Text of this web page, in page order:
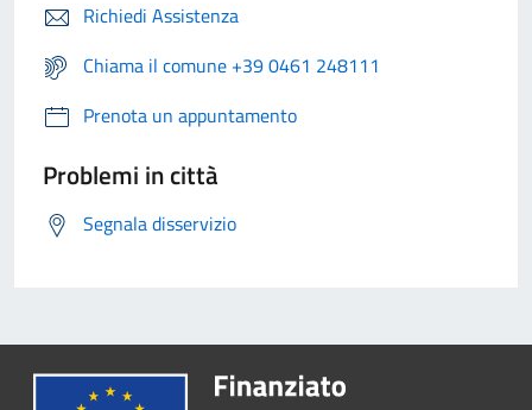
Richiedi Assistenza
Chiama il comune +39 0461 248111
Prenota un appuntamento
Problemi in città
Segnala disservizio